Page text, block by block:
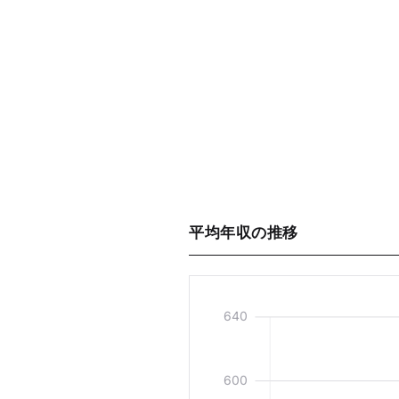
平均年収の推移
640
600